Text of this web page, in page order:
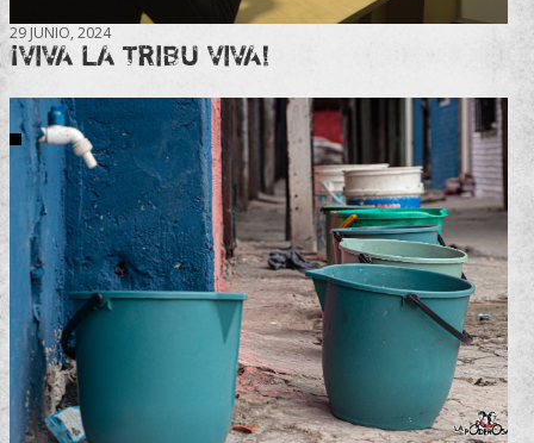
29 JUNIO, 2024
¡VIVA LA TRIBU VIVA!